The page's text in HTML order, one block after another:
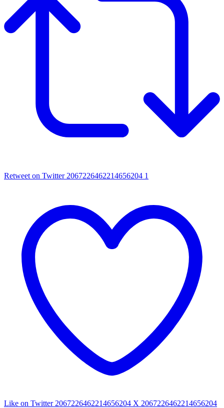
Retweet on Twitter 2067226462214656204 1
Like on Twitter 2067226462214656204 X 2067226462214656204